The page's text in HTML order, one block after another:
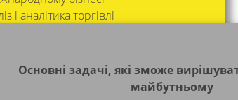
і аналітика торгівлі
Основні задачі, які зможе
майбутньому